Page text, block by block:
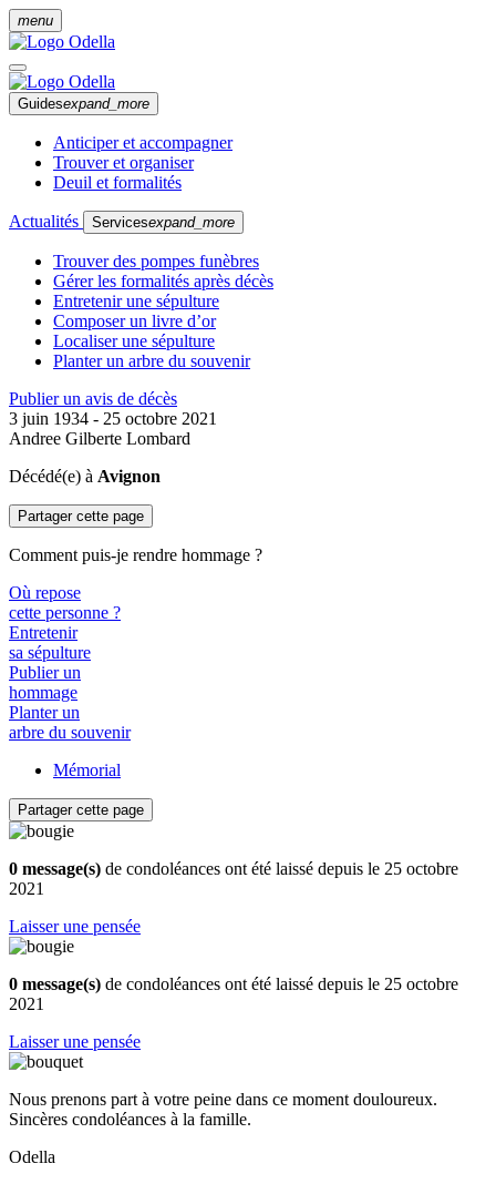
menu
Guidesexpand_more
Anticiper et accompagner
Trouver et organiser
Deuil et formalités
Actualités Servicesexpand_more
Trouver des pompes funèbres
Gérer les formalités après décès
Entretenir une sépulture
Composer un livre d’or
Localiser une sépulture
Planter un arbre du souvenir
Publier un avis de décès
3 juin 1934 - 25 octobre 2021
Andree Gilberte Lombard
Décédé(e) à Avignon
Partager cette page
Comment puis-je rendre hommage ?
Où repose
cette personne ?
Entretenir
sa sépulture
Publier un
hommage
Planter un
arbre du souvenir
Mémorial
Partager cette page
0 message(s) de condoléances ont été laissé depuis le 25 octobre
2021
Laisser une pensée
0 message(s) de condoléances ont été laissé depuis le 25 octobre
2021
Laisser une pensée
Nous prenons part à votre peine dans ce moment douloureux.
Sincères condoléances à la famille.
Odella